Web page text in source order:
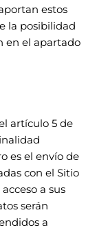
estos
la posibilidad
en el apartado
artículo 5 de
es el envío de
con el Sitio
a sus
serán
a